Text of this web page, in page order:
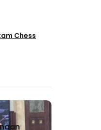
Chess